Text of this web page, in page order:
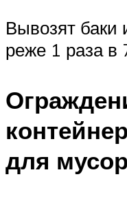
Вывозят баки
реже 1 раза в
для